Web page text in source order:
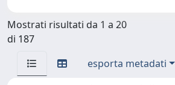
Mostrati risultati da 1 a 20
di 187
esporta metadati